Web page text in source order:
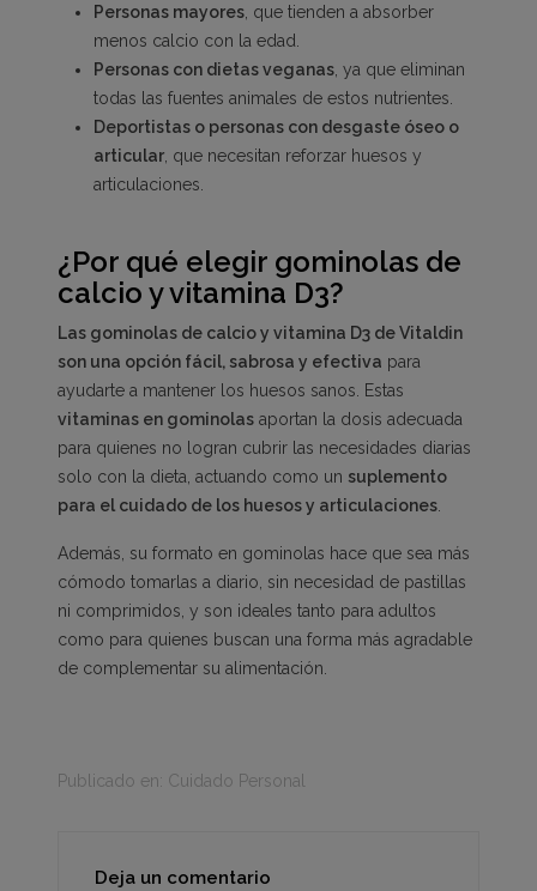
Personas mayores , que tienden a absorber
menos calcio con la edad.
Personas con dietas veganas , ya que eliminan
todas las fuentes animales de estos nutrientes.
Deportistas o personas con desgaste óseo o
articular , que necesitan reforzar huesos y
articulaciones.
¿Por qué elegir gominolas de
calcio y vitamina D3?
Las gominolas de calcio y vitamina D3 de Vitaldin
son una opción fácil, sabrosa y efectiva para
ayudarte a mantener los huesos sanos. Estas
vitaminas en gominolas aportan la dosis adecuada
para quienes no logran cubrir las necesidades diarias
solo con la dieta, actuando como un suplemento
para el cuidado de los huesos y articulaciones
Además, su formato en gominolas hace que sea más
cómodo tomarlas a diario, sin necesidad de pastillas
ni comprimidos, y son ideales tanto para adultos
como para quienes buscan una forma más agradable
de complementar su alimentación.
Publicado en: Cuidado Personal
Deja un comentario